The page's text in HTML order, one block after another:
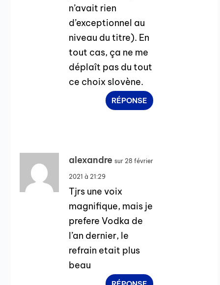
n’avait rien
d’exceptionnel au
niveau du titre). En
tout cas, ça ne me
déplaît pas du tout
ce choix slovène.
RÉPONSE
alexandre sur 28 février
2021 à 21:29
Tjrs une voix
magnifique, mais je
prefere Vodka de
l’an dernier, le
refrain etait plus
beau